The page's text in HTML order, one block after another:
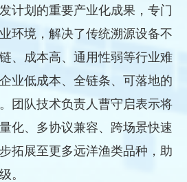
计划的重要产业化成果，专门
环境，解决了传统溯源设备不
、成本高、通用性弱等行业难
业低成本、全链条、可落地的
团队技术负责人曹守启表示将
化、多协议兼容、跨场景快速
拓展至更多远洋渔类品种，助
。